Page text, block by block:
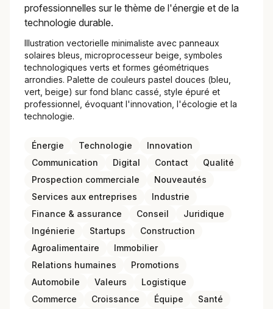
professionnelles sur le thème de l'énergie et de la
technologie durable.
Illustration vectorielle minimaliste avec panneaux
solaires bleus, microprocesseur beige, symboles
technologiques verts et formes géométriques
arrondies. Palette de couleurs pastel douces (bleu,
vert, beige) sur fond blanc cassé, style épuré et
professionnel, évoquant l'innovation, l'écologie et la
technologie.
Énergie Technologie
Innovation
Communication
Digital Contact
Qualité
Prospection commerciale
Nouveautés
Services aux entreprises
Industrie
Finance & assurance
Conseil
Juridique
Ingénierie
Startups
Construction
Agroalimentaire
Immobilier
Relations humaines
Promotions
Automobile
Valeurs
Logistique
Commerce
Croissance Équipe
Santé